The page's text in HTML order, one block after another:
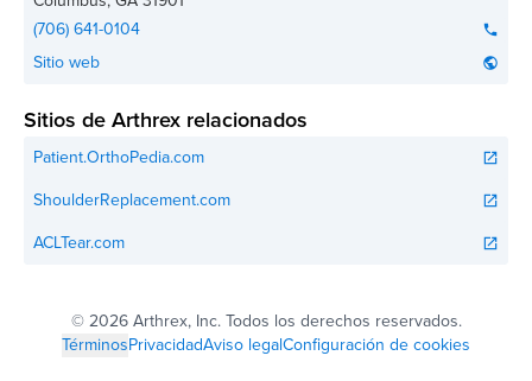
(706) 641-0104
phone
Sitio web public
Sitios de Arthrex relacionados
Patient.OrthoPedia.com open_in_new
ShoulderReplacement.com open_in_new
ACLTear.com open_in_new
© 2026 Arthrex, Inc. Todos los derechos reservados.
TérminosPrivacidadAviso legalConfiguración de cookies